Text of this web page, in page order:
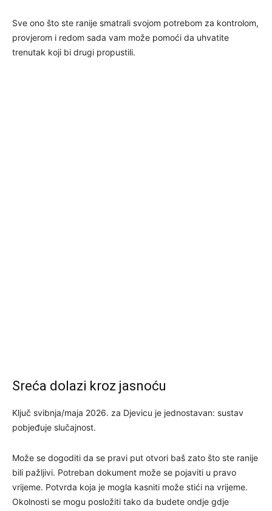
Sve ono što ste ranije smatrali svojom potrebom za kontrolom,
provjerom i redom sada vam može pomoći da uhvatite
trenutak koji bi drugi propustili.
Sreća dolazi kroz jasnoću
Ključ svibnja/maja 2026. za Djevicu je jednostavan: sustav
pobjeđuje slučajnost.
Može se dogoditi da se pravi put otvori baš zato što ste ranije
bili pažljivi. Potreban dokument može se pojaviti u pravo
vrijeme. Potvrda koja je mogla kasniti može stići na vrijeme.
Okolnosti se mogu posložiti tako da budete ondje gdje